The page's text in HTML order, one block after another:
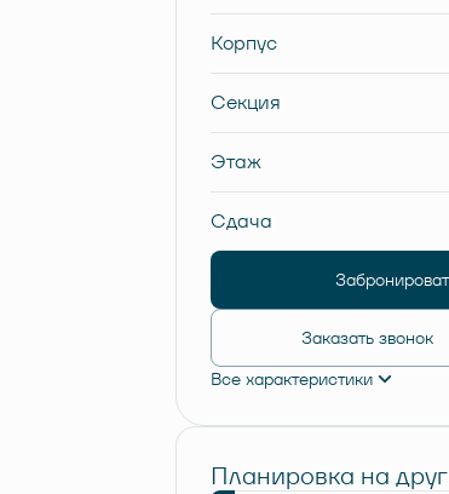
Корпус
Секция
Этаж
Сдача
Заказать звонок
Все характеристики
Планировка на